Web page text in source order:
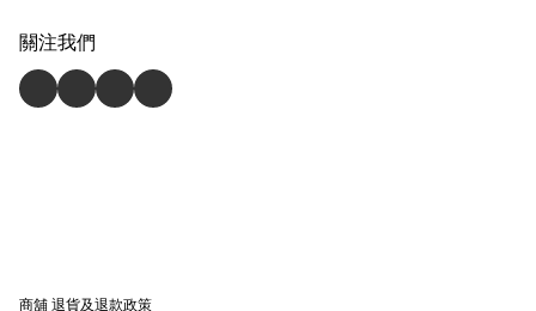
關注我們
商舖退貨及退款政策